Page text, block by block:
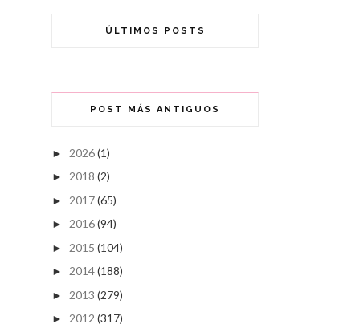
ÚLTIMOS POSTS
POST MÁS ANTIGUOS
► 2026(1)
► 2018 (2)
► 2017(65)
► 2016(94)
► 2015 (104)
► 2014(188)
► 2013 (279)
► 2012 (317)